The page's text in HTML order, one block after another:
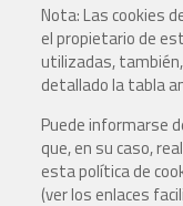
Nota: Las cookies
el propietario de
utilizadas,
detallado la tabla
Puede informarse
que, en su caso,
esta política de
(ver los enlaces